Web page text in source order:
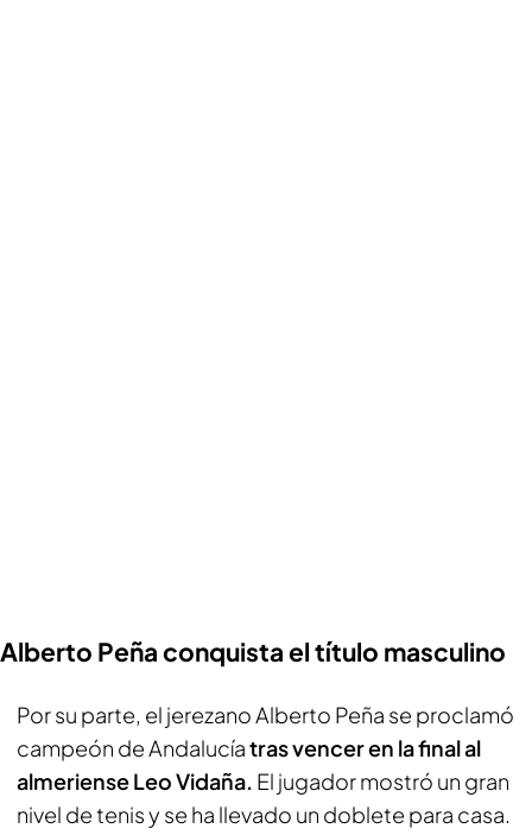
Alberto Peña conquista el título masculino
Por su parte, el jerezano Alberto Peña se proclamó
campeón de Andalucíatras vencer en la final al
almeriense Leo Vidaña. El jugador mostró un gran
nivel de tenis y se ha llevado un doblete para casa.